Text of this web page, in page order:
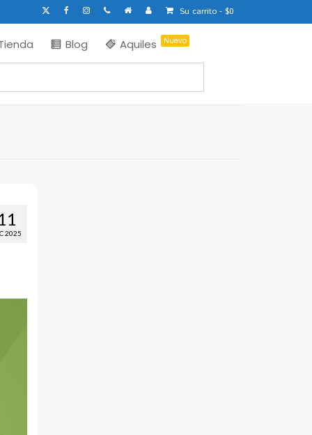
Su carrito - $0
Blog Aquiles Nuevo
2025